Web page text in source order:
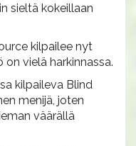
sieltä kokeillaan
kilpailee nyt
on vielä harkinnassa.
kilpaileva Blind
menijä, joten
väärällä